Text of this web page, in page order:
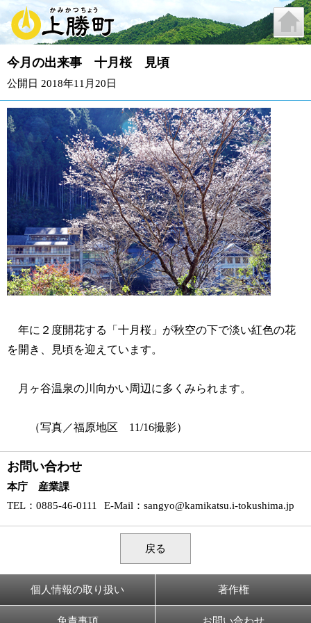
今月の出来事 十月桜 見頃
公開日 2018年11月20日
年に２度開花する「十月桜」が秋空の下で淡い紅色の花
を開き、見頃を迎えています。
月ヶ谷温泉の川向かい周辺に多くみられます。
（写真／福原地区 11/16撮影）
お問い合わせ
本庁 産業課
TEL ：0885-46-0111 E-Mail ： sangyo@kamikatsu.i-tokushima.jp
戻る
個人情報の取り扱い 著作権